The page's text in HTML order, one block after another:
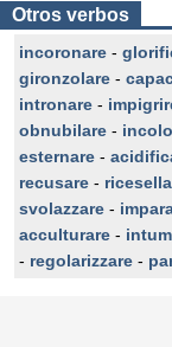
Otros verbos
incoronare -
gironzolare -
intronare -
obnubilare -
esternare -
recusare -
svolazzare -
acculturare -
- regolarizzare -